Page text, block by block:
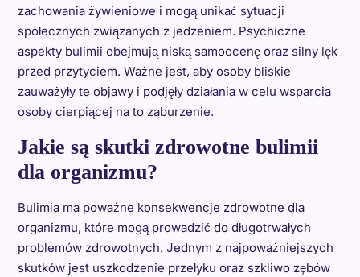
zachowania żywieniowe i mogą unikać sytuacji
społecznych związanych z jedzeniem. Psychiczne
aspekty bulimii obejmują niską samoocenę oraz silny lęk
przed przytyciem. Ważne jest, aby osoby bliskie
zauważyły te objawy i podjęły działania w celu wsparcia
osoby cierpiącej na to zaburzenie.
Jakie są skutki zdrowotne bulimii
dla organizmu?
Bulimia ma poważne konsekwencje zdrowotne dla
organizmu, które mogą prowadzić do długotrwałych
problemów zdrowotnych. Jednym z najpoważniejszych
skutków jest uszkodzenie przełyku oraz szkliwo zębów